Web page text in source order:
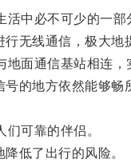
中必不可少的一部
线通信，极大地
通信基站相连，
地方依然能够畅
可靠的伴侣。
低了出行的风险。